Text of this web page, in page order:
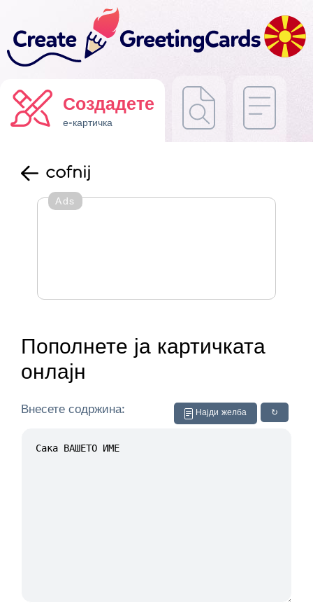
Создадете
е-картичка
cofnij
Ads
Пополнете ја картичката
онлајн
↻
Најди желба
Внесете содржина: